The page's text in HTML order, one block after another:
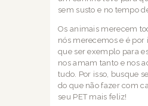
sem susto e no tempo
Os animais merecem
nós merecemos e é por
que serexemplo para
nos amam tanto e nos
tudo. Por isso, busque
do que não fazer com
seu PET mais feliz!